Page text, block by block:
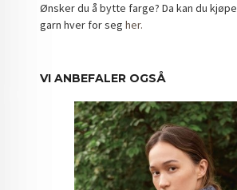
Ønsker du å bytte farge? Da kan du kjøpe
garn hver for seg her.
VI ANBEFALER OGSÅ